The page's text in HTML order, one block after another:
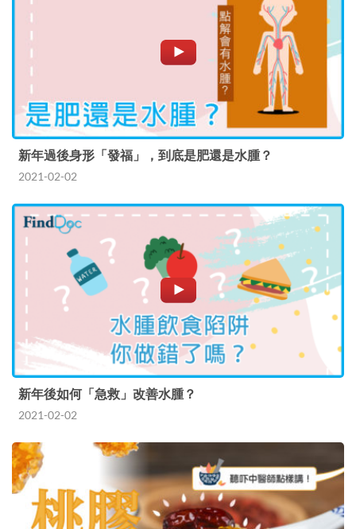
新年過後身形「發福」，到底是肥還是水腫？
2021-02-02
新年後如何「急救」改善水腫？
2021-02-02